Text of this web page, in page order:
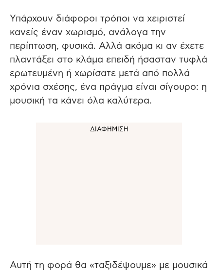
Υπάρχουν διάφοροι τρόποι να χειριστεί
κανείς έναν χωρισμό, ανάλογα την
περίπτωση, φυσικά. Αλλά ακόμα κι αν έχετε
πλαντάξει στο κλάμα επειδή ήσασταν τυφλά
ερωτευμένη ή χωρίσατε μετά από πολλά
χρόνια σχέσης, ένα πράγμα είναι σίγουρο: η
μουσική τα κάνει όλα καλύτερα.
Αυτή τη φορά θα «ταξιδέψουμε» με μουσικά